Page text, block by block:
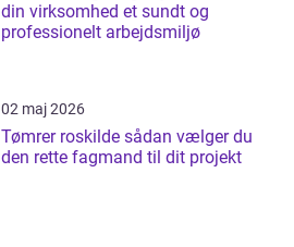
din virksomhed et sundt og
professionelt arbejdsmiljø
02 maj 2026
Tømrer roskilde sådan vælger du
den rette fagmand til dit projekt